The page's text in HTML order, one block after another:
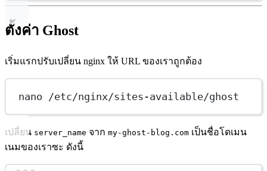
ตั้งค่า Ghost
เริ่มแรกปรับเปลี่ยน nginx ให้ URL ของเราถูกต้อง
nano /etc/nginx/sites-available/ghost
เปลี่ยน server_name จาก my-ghost-blog.com เป็นชื่อโดเมน
เนมของเราซะ ดังนี้